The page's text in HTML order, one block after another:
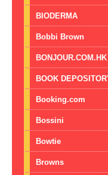
BIODERMA
Bobbi Brown
BOOK
Booking.com
Bossini
Bowtie
Browns